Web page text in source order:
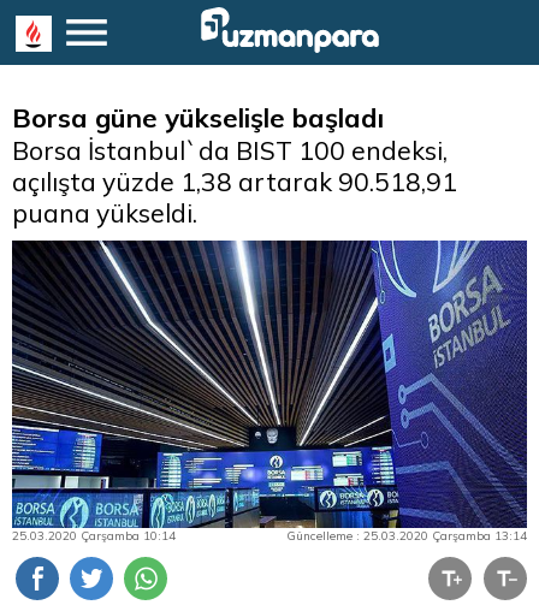
Borsa güne yükselişle başladı
Borsa İstanbul`da BIST 100 endeksi,
açılışta yüzde 1,38 artarak 90.518,91
puana yükseldi.
25.03.2020 Çarşamba 10:14 Güncelleme : 25.03.2020 Çarşamba 13:14